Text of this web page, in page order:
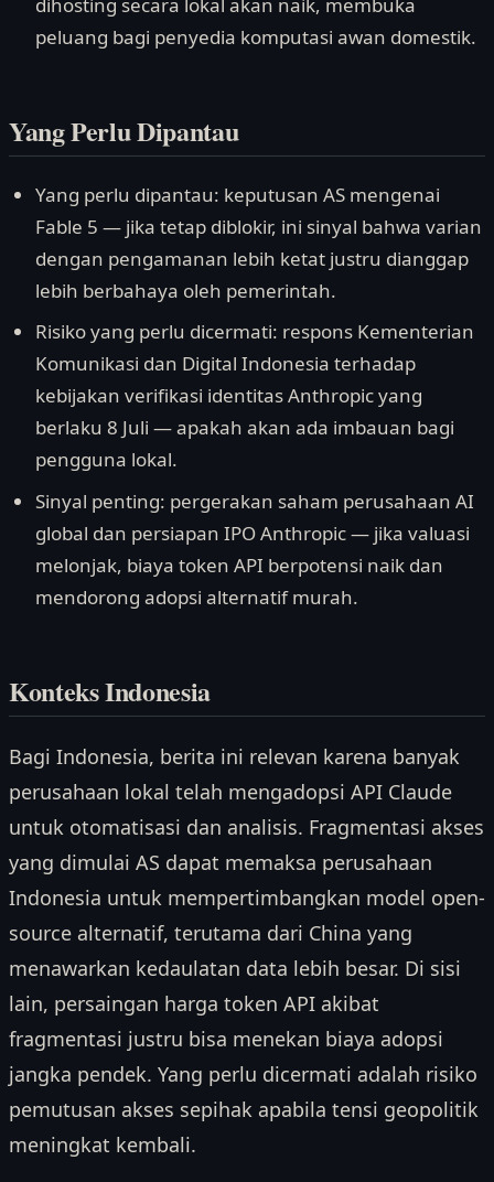
peluang bagi penyedia komputasi awan domestik.
Yang Perlu Dipantau
Yang perlu dipantau: keputusan AS mengenai
Fable 5 — jika tetap diblokir, ini sinyal bahwa varian
dengan pengamanan lebih ketat justru dianggap
lebih berbahaya oleh pemerintah.
Risiko yang perlu dicermati: respons Kementerian
Komunikasi dan Digital Indonesia terhadap
kebijakan verifikasi identitas Anthropic yang
berlaku 8 Juli — apakah akan ada imbauan bagi
pengguna lokal.
Sinyal penting: pergerakan saham perusahaan AI
global dan persiapan IPO Anthropic — jika valuasi
melonjak, biaya token API berpotensi naik dan
mendorong adopsi alternatif murah.
Konteks Indonesia
Bagi Indonesia, berita ini relevan karena banyak
perusahaan lokal telah mengadopsi API Claude
untuk otomatisasi dan analisis. Fragmentasi akses
yang dimulai AS dapat memaksa perusahaan
Indonesia untuk mempertimbangkan model open-
source alternatif, terutama dari China yang
menawarkan kedaulatan data lebih besar. Di sisi
lain, persaingan harga token API akibat
fragmentasi justru bisa menekan biaya adopsi
jangka pendek. Yang perlu dicermati adalah risiko
pemutusan akses sepihak apabila tensi geopolitik
meningkat kembali.